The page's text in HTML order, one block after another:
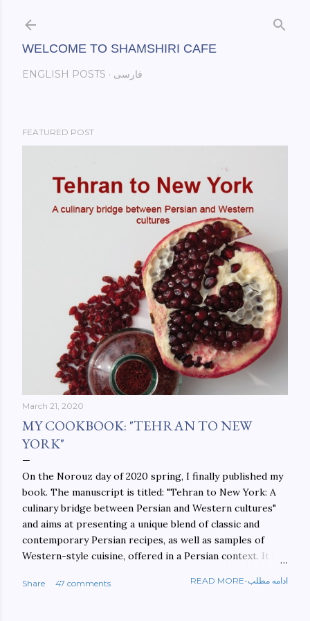
WELCOME TO SHAMSHIRI CAFE
ENGLISH POSTS فارسی
FEATURED POST
March 21, 2020
MY COOKBOOK: "TEHRAN TO NEW
YORK"
On the Norouz day of 2020 spring, I finally published my
book. The manuscript is titled: "Tehran to New York: A
culinary bridge between Persian and Western cultures"
and aims at presenting a unique blend of classic and
contemporary Persian recipes, as well as samples of
Western-style cuisine, offered in a Persian context. It is
walls. This book aims at constructing a bridge between
Share 47 comments READ MORE-ادامه مطلب